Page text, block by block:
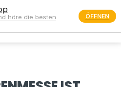
menu
höre die besten
ÖFFNEN